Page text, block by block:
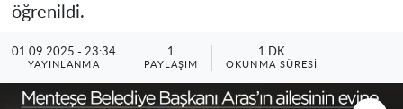
öğrenildi.
01.09.2025 - 23:34
YAYINLANMA
1
PAYLAŞIM
1 DK
OKUNMA SÜRESI